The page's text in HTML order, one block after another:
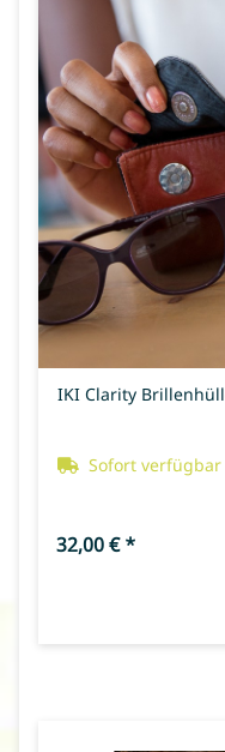
IKI Clarity
Sofort verfügbar
32,00 €*